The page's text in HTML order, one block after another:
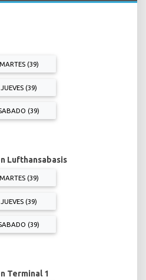
MARTES (39)
JUEVES (39)
(39)
Lufthansabasis
MARTES (39)
JUEVES (39)
(39)
Terminal 1